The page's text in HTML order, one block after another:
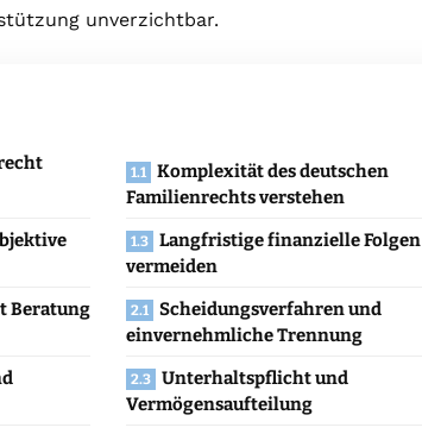
unverzichtbar.
Komplexität des deutschen
Familienrechts verstehen
Langfristige finanzielle Folgen
vermeiden
Beratung
Scheidungsverfahren und
einvernehmliche Trennung
Unterhaltspflicht und
Vermögensaufteilung